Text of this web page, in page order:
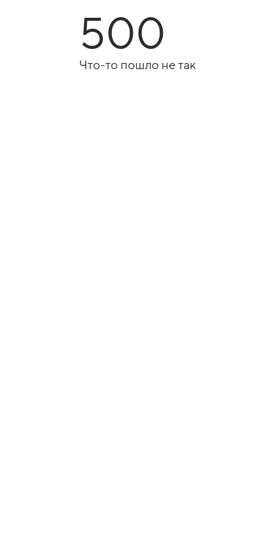
500
Что-то пошло не так